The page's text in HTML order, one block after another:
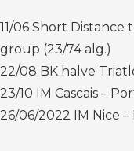
11/06 Short Distance
group (23/74 alg.)
22/08 BK halve
23/10 IM Cascais –
26/06/2022 IM Nice –